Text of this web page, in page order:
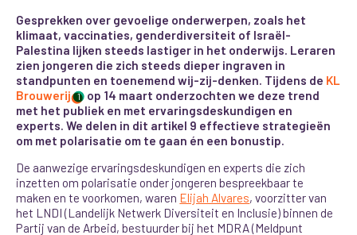
Gesprekken over gevoelige onderwerpen, zoals het
klimaat, vaccinaties, genderdiversiteit of Israël-
Palestina lijken steeds lastiger in het onderwijs. Leraren
zien jongeren die zich steeds dieper ingraven in
standpunten en toenemend wij-zij-denken. Tijdens de KL
Brouwerij 1 op 14 maart onderzochten we deze trend
met het publiek en met ervaringsdeskundigen en
experts. We delen in dit artikel 9 effectieve strategieën
om met polarisatie om te gaan én een bonustip.
De aanwezige ervaringsdeskundigen en experts die zich
inzetten om polarisatie onder jongeren bespreekbaar te
maken en te voorkomen, waren Elijah Alvares, voorzitter van
het LNDI (Landelijk Netwerk Diversiteit en Inclusie) binnen de
Partij van de Arbeid, bestuurder bij het MDRA (Meldpunt